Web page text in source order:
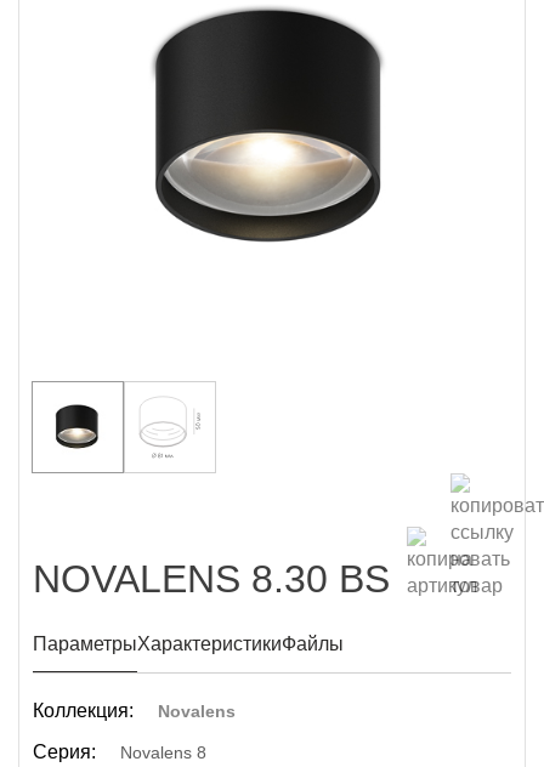
NOVALENS 8.30 BS
ПараметрыХарактеристикиФайлы
Коллекция: Novalens
Серия: Novalens 8